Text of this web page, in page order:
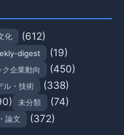
化 (612)
digest (19)
ク企業動向 (450)
ル・技術 (338)
未分類 (74)
論文 (372)